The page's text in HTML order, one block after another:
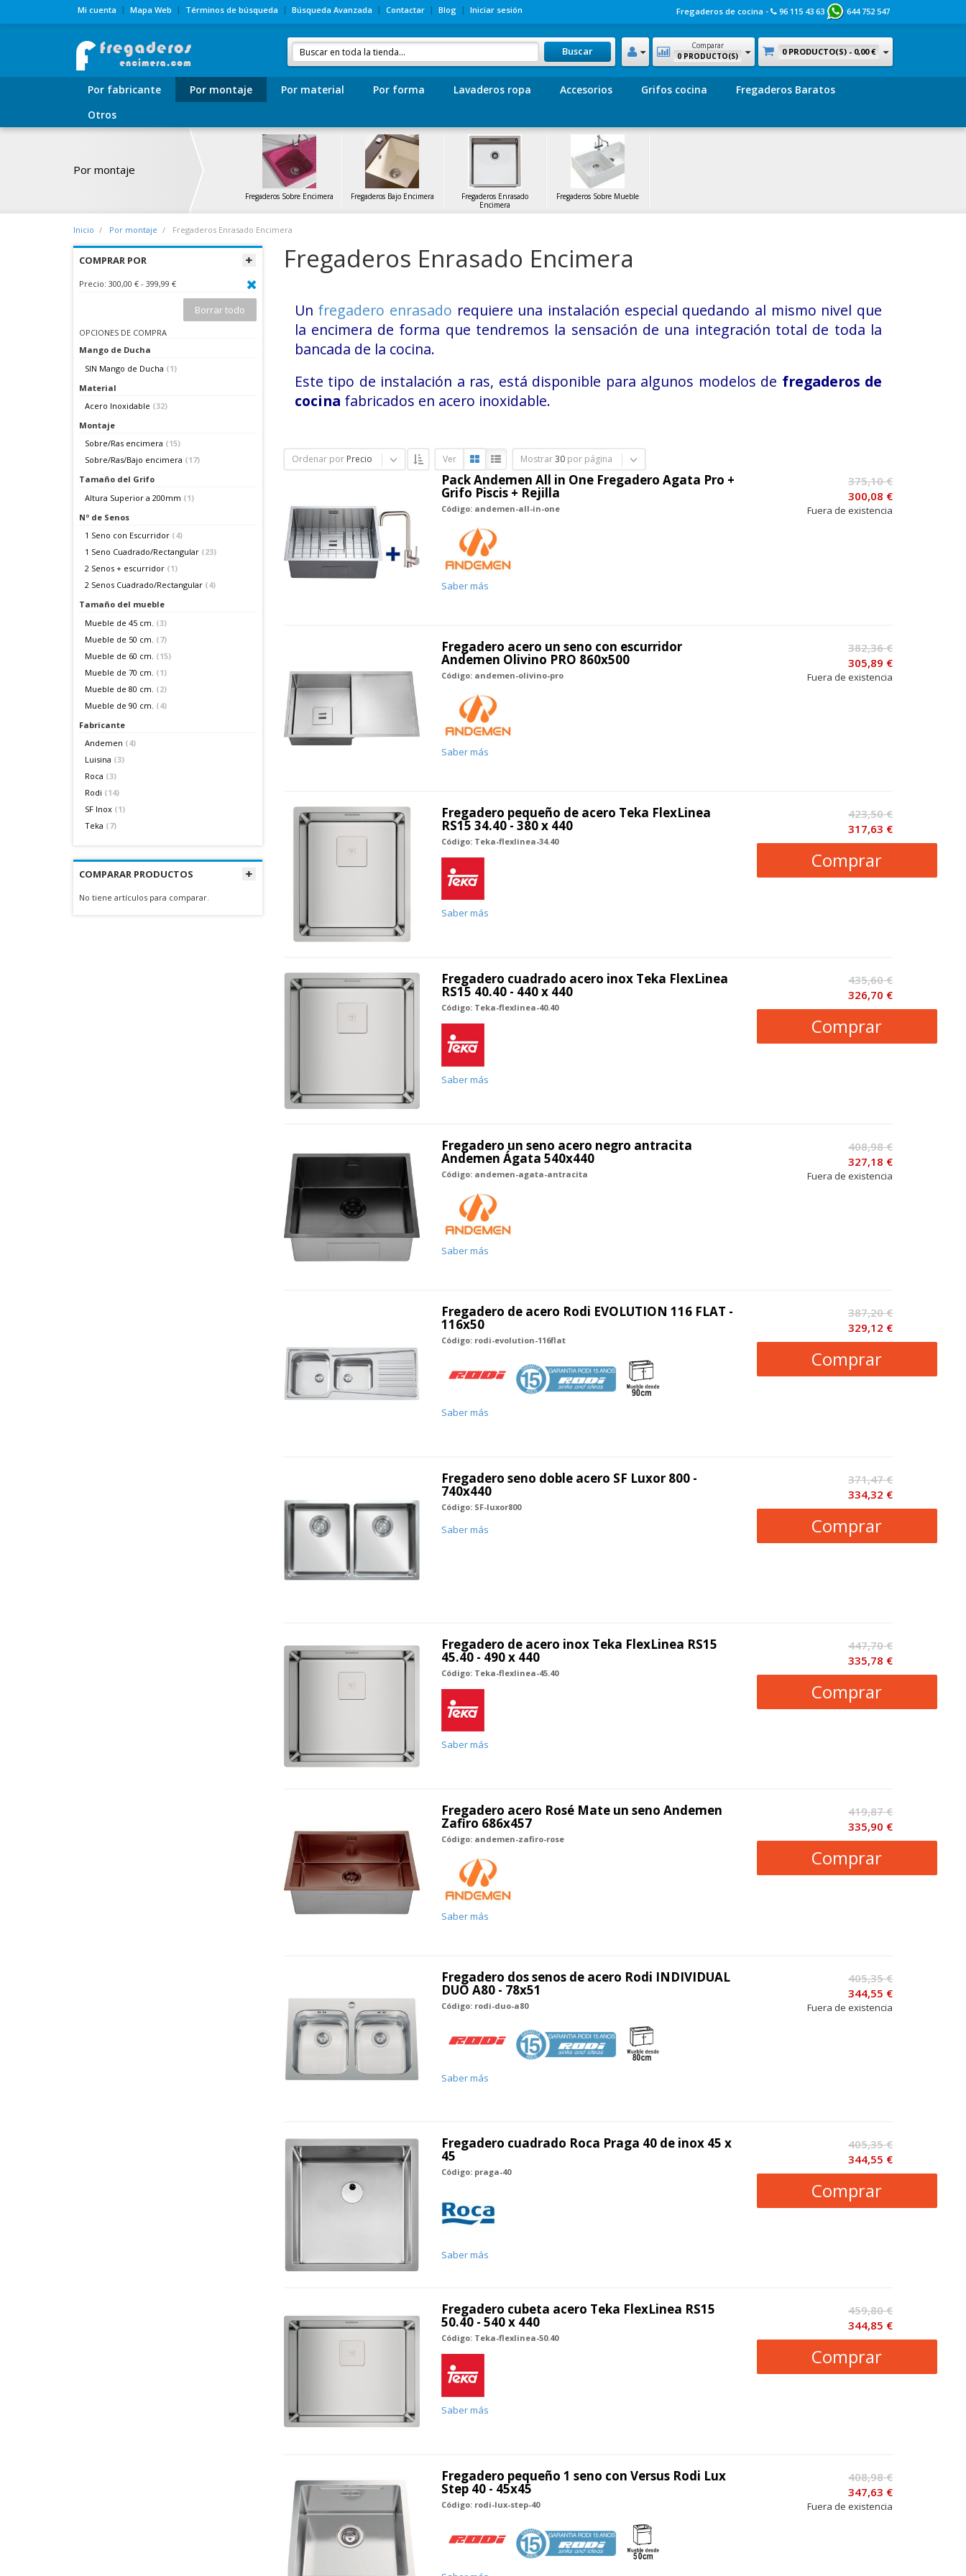
Mi cuenta Mapa Web Términos de búsqueda Búsqueda Avanzada Contactar Blog Iniciar sesión Fregaderos de cocina - 96 115 43 63 644 752 547
0 PRODUCTO(S) - 0,00 €
Comparar
0 PRODUCTO(S)
Buscar
Por fabricante Por montaje Por material Por forma Lavaderos ropa Accesorios Grifos cocina
Fregaderos Baratos
Otros
Por montaje
Fregaderos Sobre Encimera Fregaderos Bajo Encimera
Fregaderos Enrasado
Encimera
Fregaderos Sobre Mueble
Inicio Por montaje Fregaderos Enrasado Encimera
COMPRAR POR
Precio: 300,00 € - 399,99 €
Borrar todo
OPCIONES DE COMPRA
Mango de Ducha
SIN Mango de Ducha (1)
Material
Acero Inoxidable (32)
Montaje
Sobre/Ras encimera (15)
Sobre/Ras/Bajo encimera (17)
Tamaño del Grifo
Altura Superior a 200mm (1)
Nº de Senos
1 Seno con Escurridor (4)
1 Seno Cuadrado/Rectangular (23)
2 Senos + escurridor (1)
2 Senos Cuadrado/Rectangular (4)
Tamaño del mueble
Mueble de 45 cm. (3)
Mueble de 50 cm. (7)
Mueble de 60 cm. (15)
Mueble de 70 cm. (1)
Mueble de 80 cm. (2)
Mueble de 90 cm. (4)
Fabricante
Andemen (4)
Luisina (3)
Roca (3)
Rodi (14)
SF Inox (1)
Teka (7)
COMPARAR PRODUCTOS
No tiene artículos para comparar.
Fregaderos Enrasado Encimera
Un fregadero enrasado requiere una instalación especial quedando al mismo nivel que
la encimera de forma que tendremos la sensación de una integración total de toda la
bancada de la cocina.
Este tipo de instalación a ras, está disponible para algunos modelos de fregaderos de
cocina fabricados en acero inoxidable.
Ordenar por Precio Ver Mostrar 30 por página
Pack Andemen All in One Fregadero Agata Pro +
Grifo Piscis + Rejilla
Código: andemen-all-in-one
Saber más
375,10 €
300,08 €
Fuera de existencia
Fregadero acero un seno con escurridor
Andemen Olivino PRO 860x500
Código: andemen-olivino-pro
Saber más
382,36 €
305,89 €
Fuera de existencia
Fregadero pequeño de acero Teka FlexLinea
RS15 34.40 - 380 x 440
Código: Teka-flexlinea-34.40
Saber más
423,50 €
317,63 €
Comprar
Fregadero cuadrado acero inox Teka FlexLinea
RS15 40.40 - 440 x 440
Código: Teka-flexlinea-40.40
Saber más
435,60 €
326,70 €
Comprar
Fregadero un seno acero negro antracita
Andemen Ágata 540x440
Código: andemen-agata-antracita
Saber más
408,98 €
327,18 €
Fuera de existencia
Fregadero de acero Rodi EVOLUTION 116 FLAT -
116x50
Código: rodi-evolution-116flat
Saber más
387,20 €
329,12 €
Comprar
Fregadero seno doble acero SF Luxor 800 -
740x440
Código: SF-luxor800
Saber más
371,47 €
334,32 €
Comprar
Fregadero de acero inox Teka FlexLinea RS15
45.40 - 490 x 440
Código: Teka-flexlinea-45.40
Saber más
447,70 €
335,78 €
Comprar
Fregadero acero Rosé Mate un seno Andemen
Zafiro 686x457
Código: andemen-zafiro-rose
Saber más
419,87 €
335,90 €
Comprar
Fregadero dos senos de acero Rodi INDIVIDUAL
DUO A80 - 78x51
Código: rodi-duo-a80
Saber más
405,35 €
344,55 €
Fuera de existencia
Fregadero cuadrado Roca Praga 40 de inox 45 x
45
Código: praga-40
Saber más
405,35 €
344,55 €
Comprar
Fregadero cubeta acero Teka FlexLinea RS15
50.40 - 540 x 440
Código: Teka-flexlinea-50.40
Saber más
459,80 €
344,85 €
Comprar
Fregadero pequeño 1 seno con Versus Rodi Lux
Step 40 - 45x45
Código: rodi-lux-step-40
408,98 €
347,63 €
Fuera de existencia